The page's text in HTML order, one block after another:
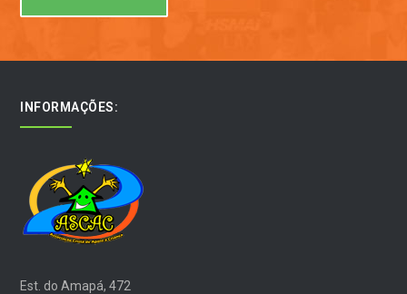
INFORMAÇÕES:
Est. do Amapá, 472